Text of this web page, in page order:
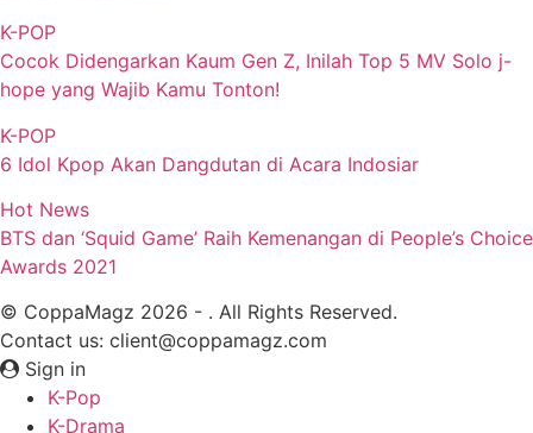
K-POP
Cocok Didengarkan Kaum Gen Z, Inilah Top 5 MV Solo j-
hope yang Wajib Kamu Tonton!
K-POP
6 Idol Kpop Akan Dangdutan di Acara Indosiar
Hot News
BTS dan ‘Squid Game’ Raih Kemenangan di People’s Choice
Awards 2021
© CoppaMagz 2026 - . All Rights Reserved.
Contact us: client@coppamagz.com
Sign in
K-Pop
K-Drama